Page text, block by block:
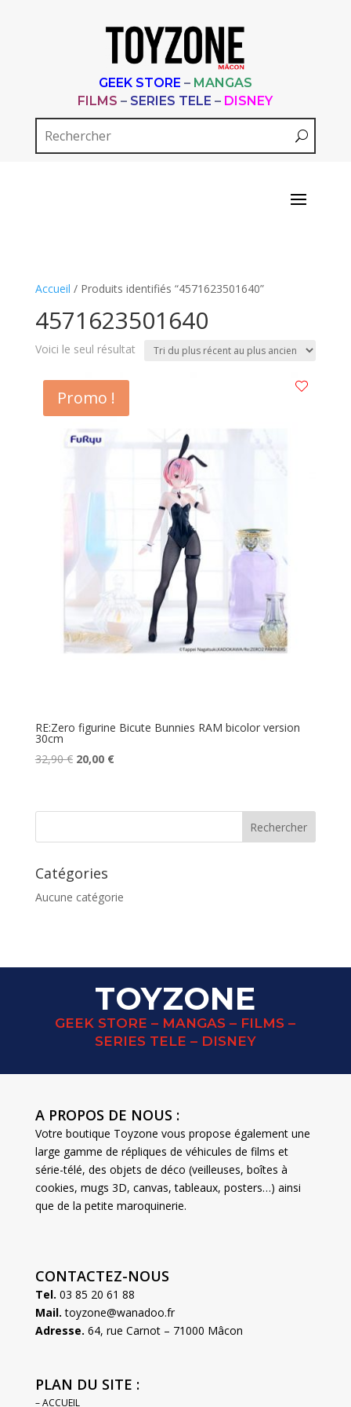
GEEK STORE – MANGAS
FILMS – SERIES TELE – DISNEY
Accueil / Produits identifiés “4571623501640”
4571623501640
Voici le seul résultat
Promo !
RE:Zero figurine Bicute Bunnies RAM bicolor version
30cm
32,90€ Le
était :
20,00 €Le
est :
Catégories
Aucune catégorie
TOYZONE
GEEK STORE – MANGAS – FILMS –
SERIES TELE – DISNEY
A PROPOS DE NOUS :
Votre boutique Toyzone vous propose également une
large gamme de répliques de véhicules de films et
série-télé, des objets de déco (veilleuses, boîtes à
cookies, mugs 3D, canvas, tableaux, posters…) ainsi
que de la petite maroquinerie.
CONTACTEZ-NOUS
Tel. 03 85 20 61 88
Mail. toyzone@wanadoo.fr
Adresse. 64, rue Carnot – 71000 Mâcon
PLAN DU SITE :
– ACCUEIL